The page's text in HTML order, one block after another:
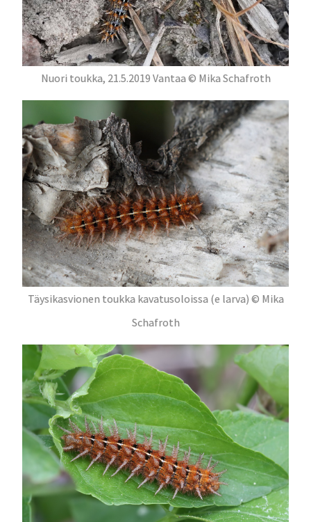
Nuori toukka, 21.5.2019 Vantaa © Mika Schafroth
Täysikasvionen toukka kavatusoloissa (e larva) © Mika
Schafroth